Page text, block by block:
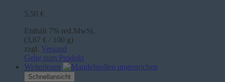
5,50 €
Enthält 7% red.MwSt.
(3,67 € / 100 g)
zzgl. Versand
Gehe zum Produkt
Weiterlesen
Schnellansicht